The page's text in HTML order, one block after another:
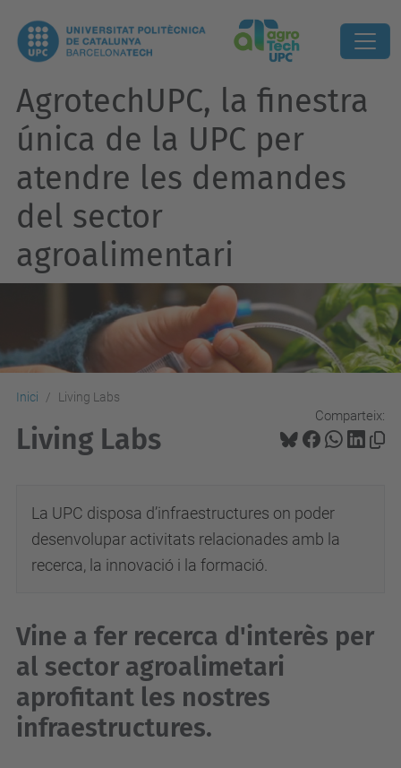
AgrotechUPC, la finestra
única de la UPC per
atendre les demandes
del sector
agroalimentari
Inici Living Labs
Comparteix:
Living Labs
La UPC disposa d’infraestructures on poder
desenvolupar activitats relacionades amb la
recerca, la innovació i la formació.
Vine a fer recerca d'interès per
al sector agroalimetari
aprofitant les nostres
infraestructures.